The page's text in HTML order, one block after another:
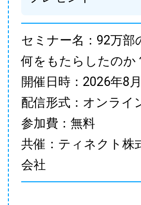
セミナー名：92万
何をもたらしたのか
開催日時：2026年8
配信形式：オンライ
参加費：無料
共催：ティネクト株
会社